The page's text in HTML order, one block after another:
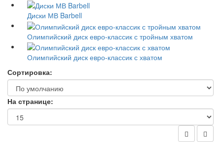
Диски МВ Barbell
Олимпийский диск евро-классик с тройным хватом
Олимпийский диск евро-классик с хватом
Сортировка:
На странице: